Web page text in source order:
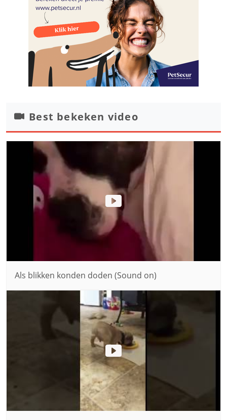
Best bekeken video
Als blikken konden doden (Sound on)